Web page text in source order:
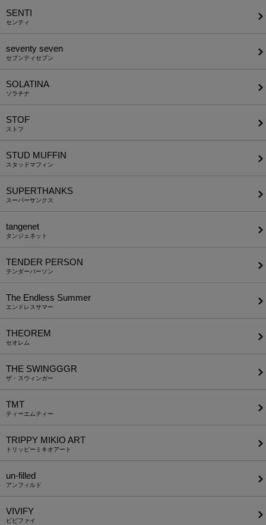
SENTI
センティ
seventy seven
セブンティセブン
SOLATINA
ソラチナ
STOF
ストフ
STUD MUFFIN
スタッドマフィン
SUPERTHANKS
スーパーサンクス
tangenet
タンジェネット
TENDER PERSON
テンダーパーソン
The Endless Summer
エンドレスサマー
THEOREM
セオレム
THE SWINGGGR
ザ・スウィンガー
TMT
ティーエムティー
TRIPPY MIKIO ART
トリッピーミキオアート
un-filled
アンフィルド
VIVIFY
ビビファイ